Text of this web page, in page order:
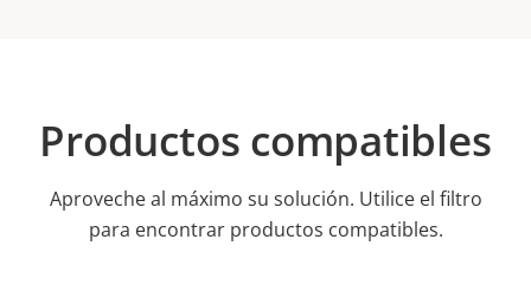
Productos compatibles
Aproveche al máximo su solución. Utilice el filtro
para encontrar productos compatibles.